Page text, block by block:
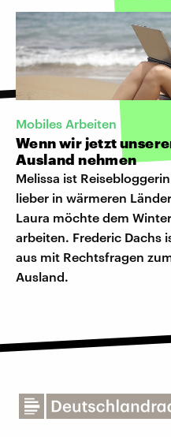
Mobiles Arbeiten
Wenn wir jetzt
Ausland nehmen
Melissa ist
lieber in wärmeren
Laura möchte dem
arbeiten. Frederic Dachs
aus mit Rechtsfragen
Ausland.